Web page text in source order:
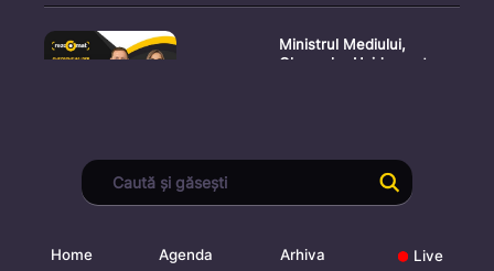
Ministrul Mediului,
Gheorghe Hajder, este
Consultări publice privind
proiectul de lege pent
Home Agenda Arhiva Live